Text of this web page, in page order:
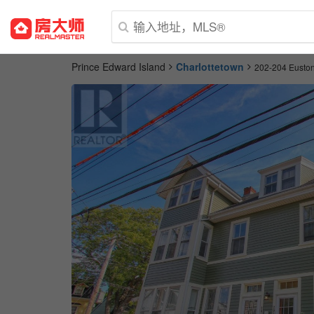
Prince Edward Island Charlottetown 202-204